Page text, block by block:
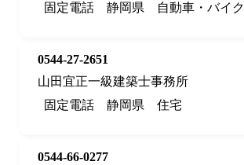
固定電話
静岡県 自動車・バイク
0544-27-2651
山田宜正一級建築士事務所
固定電話
静岡県 住宅
0544-66-0277